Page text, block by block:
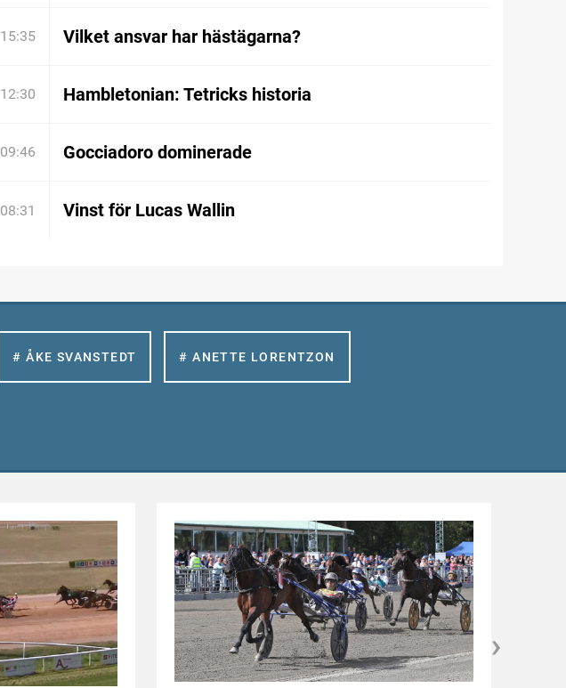
15:35 Vilket ansvar har hästägarna?
12:30 Hambletonian: Tetricks historia
09:46 Gocciadoro dominerade
08:31 Vinst för Lucas Wallin
# ÅKE SVANSTEDT # ANETTE LORENTZON